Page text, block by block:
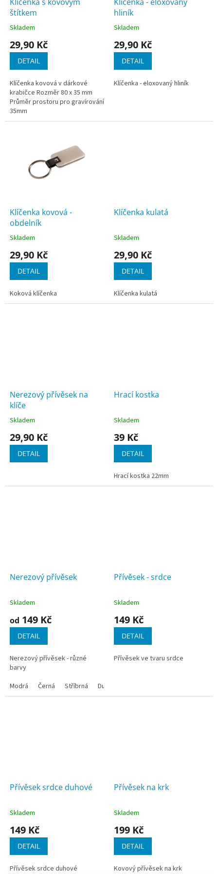
u
ů
štítkem
Skladem
29,90 Kč
DETAIL
Klíčenka kovová v dárkové
krabičce Rozměr 80 x 35 mm
Průměr prostoru pro gravírování
35mm
hliník
Skladem
29,90 Kč
DETAIL
Klíčenka - eloxovaný hliník
Klíčenka kovová -
obdelník
Skladem
29,90 Kč
DETAIL
Koková klíčenka
Klíčenka kulatá
Skladem
29,90 Kč
DETAIL
Klíčenka kulatá
Nerezový přívěsek na
klíče
Skladem
29,90 Kč
DETAIL
Hrací kostka
Skladem
39 Kč
DETAIL
Hrací kostka 22mm
Nerezový přívěsek
Skladem
od 149 Kč
DETAIL
Nerezový přívěsek - různé
barvy
Modrá
Černá Stříbrná Duhová
Přívěsek - srdce
Skladem
149 Kč
DETAIL
Přívěsek ve tvaru srdce
Přívěsek srdce duhové
Skladem
149 Kč
DETAIL
Přívěsek srdce duhové
Přívěsek na krk
Skladem
199 Kč
DETAIL
Kovový přívěsek na krk